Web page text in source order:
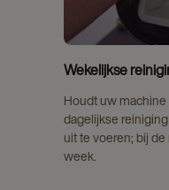
Wekelijkse
Houdt uw
dagelijkse
uit te voeren; bij
week.